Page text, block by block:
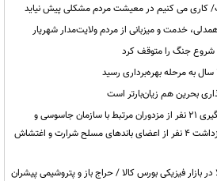
کاری می کنیم در معیشت مردم مشکلی پیش نیاید
شروع جنگ را متوقف کرد
بحرین هم زیان‌بارتر است
وزارت اطلاعات: شناسایی و دستگیری ۲۱ نفر از مزدوران مرتبط با سازمان جاسوسی و
تروریستی رژیم صهیونیستی و بازداشت ۴ نفر از اعضای باندهای مسلح شرارت و اغتشاش
هزار تن کالا در بازار فیزیکی بورس کالا / حراج باز و پتروشیمی پیشران